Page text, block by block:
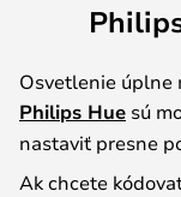
Osvetlenie úplne
Philips Hue sú
nastaviť presne
Ak chcete